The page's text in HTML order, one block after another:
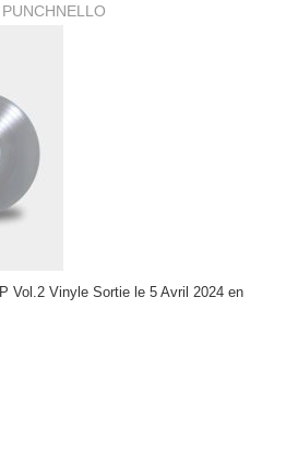
PUNCHNELLO
Vol.2 Vinyle Sortie le 5 Avril 2024 en